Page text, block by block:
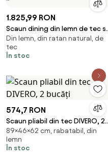
1.825,99 RON
Scaun dining din lemn de tec si
rattan, " Excentriq "
Din lemn, din ratan natural, de
tec
În stoc
574,7 RON
Scaun pliabil din tec DIVERO, 2
bucăți
89×46×62 cm, rabatabil, din
lemn
În stoc